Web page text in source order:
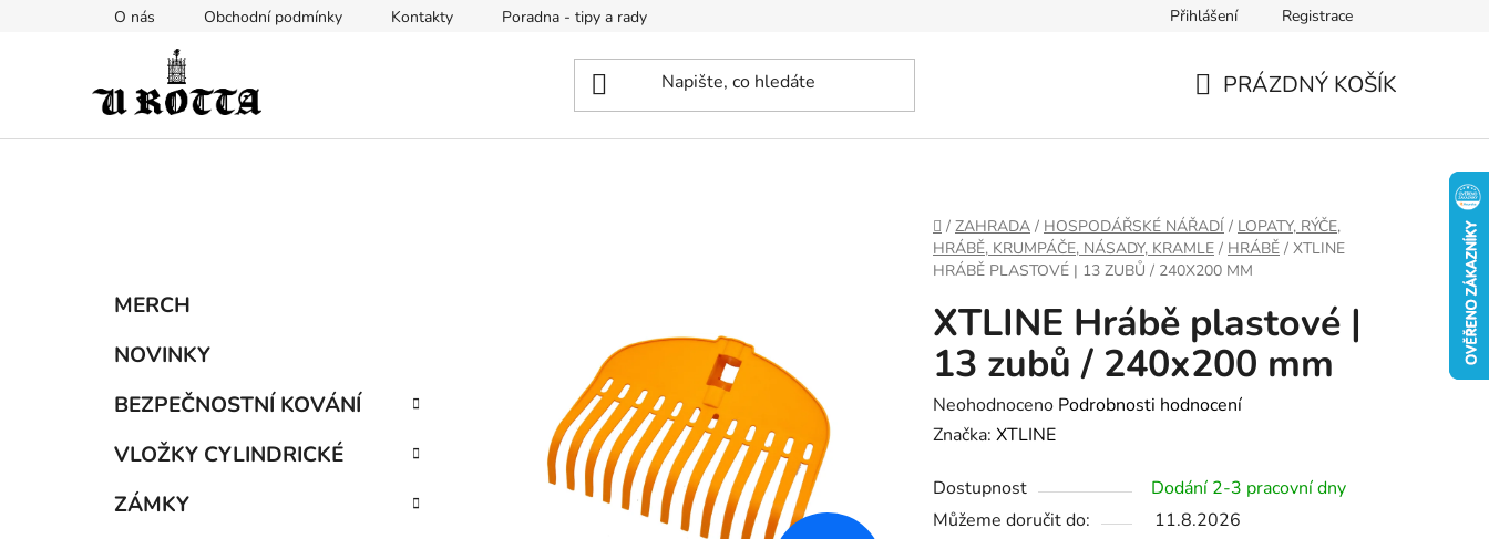
O nás Obchodní podmínky Kontakty Poradna - tipy a rady Přihlášení Registrace
PRÁZDNÝ KOŠÍK
DOMŮ
/ ZAHRADA / HOSPODÁŘSKÉ NÁŘADÍ / LOPATY, RÝČE,
HRÁBĚ, KRUMPÁČE, NÁSADY, KRAMLE / HRÁBĚ / XTLINE
HRÁBĚ PLASTOVÉ | 13 ZUBŮ / 240X200 MM
Přeskočit
kategorie
MERCH
NOVINKY
BEZPEČNOSTNÍ KOVÁNÍ
VLOŽKY CYLINDRICKÉ
ZÁMKY
XTLINE Hrábě plastové |
13 zubů / 240x200 mm
Průměrné
hodnocení
je
0,0
Neohodnoceno Podrobnosti hodnocení
Značka: XTLINE
Dostupnost
Dodání 2-3 pracovní dny
Můžeme doručit do:
11.8.2026